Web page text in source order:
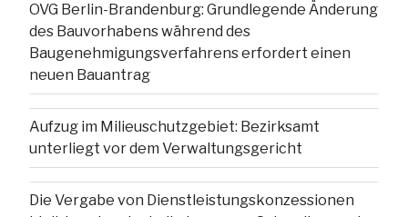
OVG Berlin-Brandenburg: Grundlegende Änderung
des Bauvorhabens während des
Baugenehmigungsverfahrens erfordert einen
neuen Bauantrag
Aufzug im Milieuschutzgebiet: Bezirksamt
unterliegt vor dem Verwaltungsgericht
Die Vergabe von Dienstleistungskonzessionen